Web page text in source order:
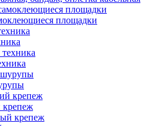
площадки
крепеж